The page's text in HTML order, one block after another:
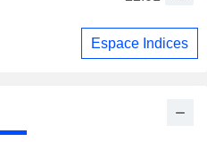
Espace Indices